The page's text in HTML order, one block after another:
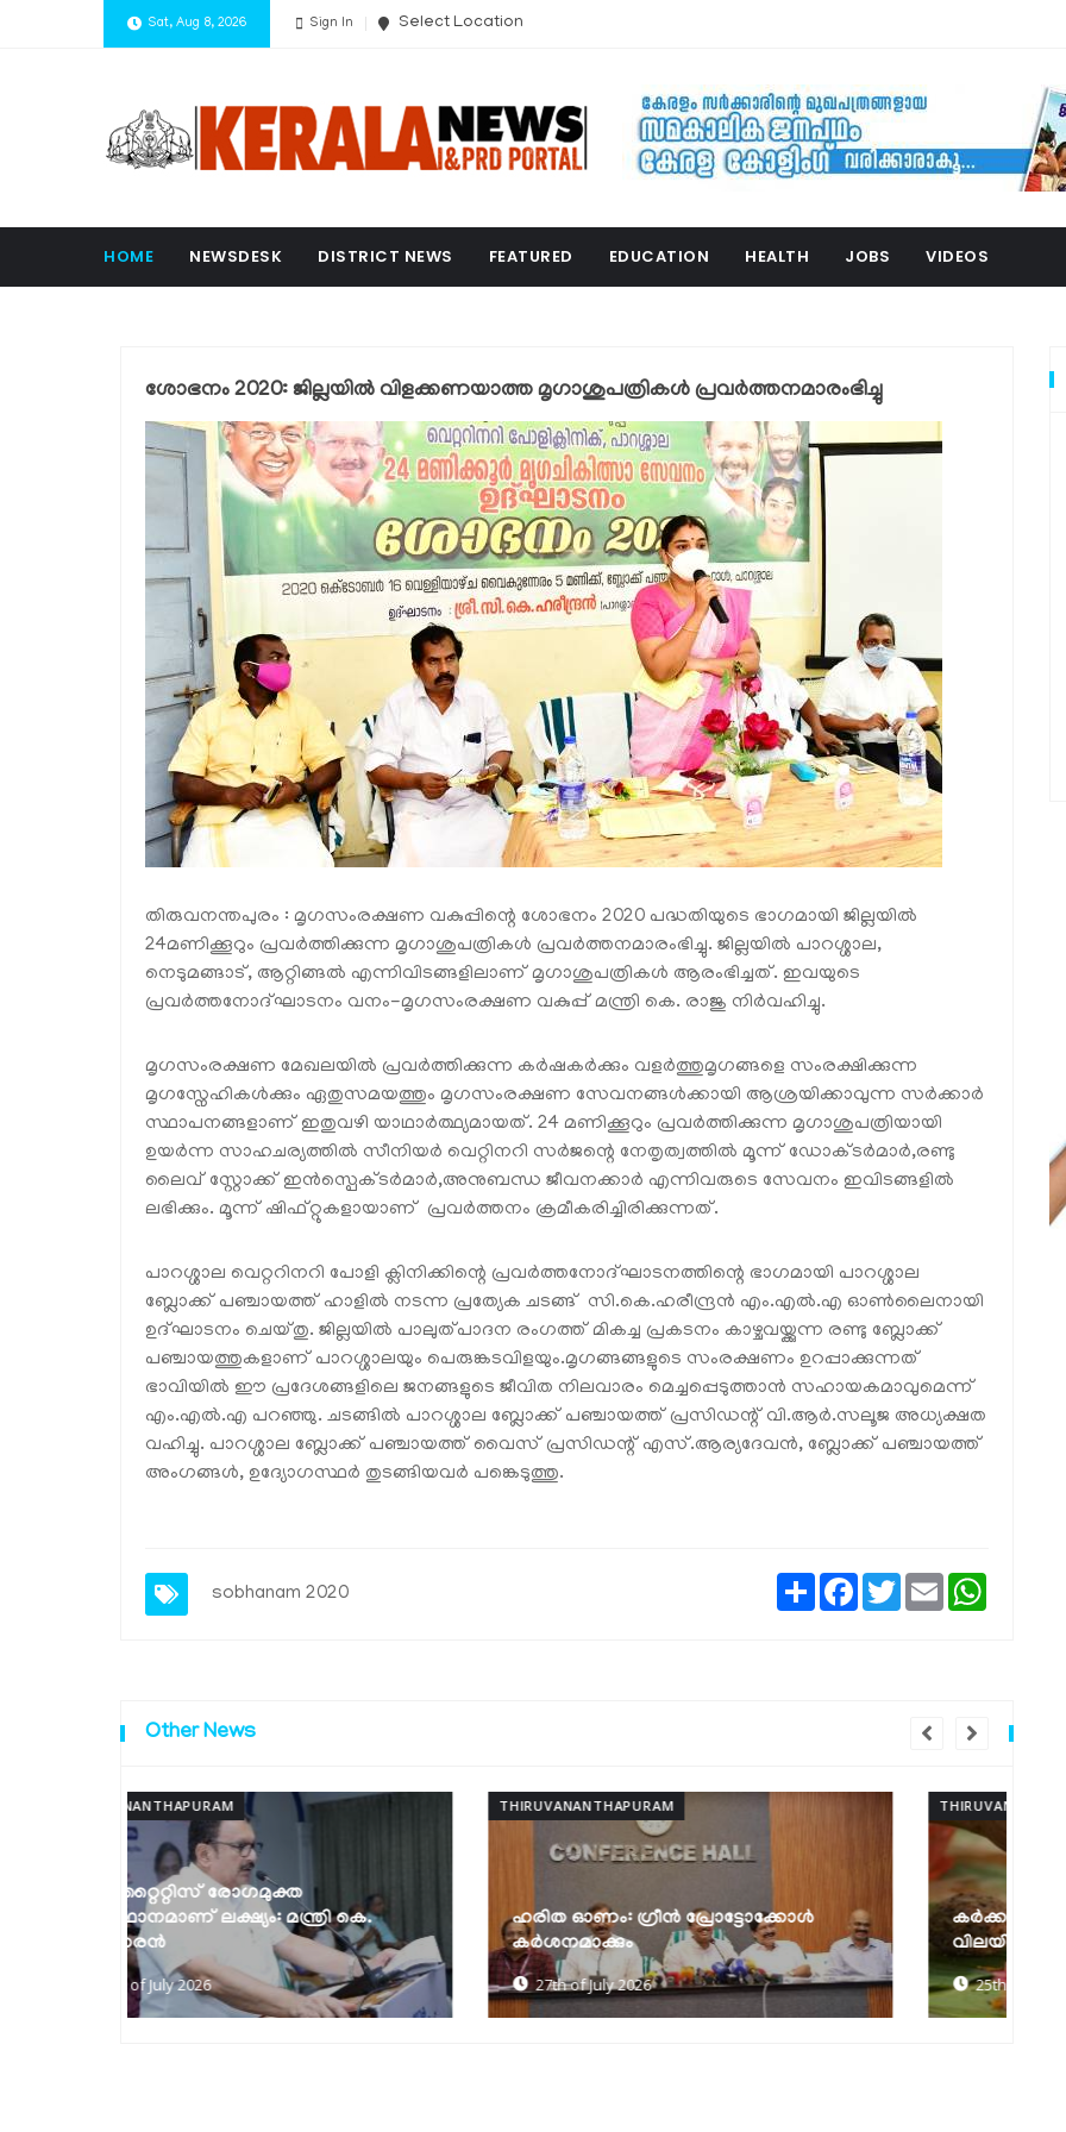
Sat, Aug 8, 2026 Sign In Select Location
HOME NEWSDESK DISTRICT NEWS FEATURED EDUCATION HEALTH JOBS VIDEOS
ശോഭനം 2020: ജില്ലയില്‍ വിളക്കണയാത്ത മൃഗാശുപത്രികള്‍ പ്രവര്‍ത്തനമാരംഭിച്ചു
തിരുവനന്തപുരം : മൃഗസംരക്ഷണ വകുപ്പിന്റെ ശോഭനം 2020 പദ്ധതിയുടെ ഭാഗമായി ജില്ലയില്‍
24മണിക്കൂറും പ്രവര്‍ത്തിക്കുന്ന മൃഗാശുപത്രികള്‍ പ്രവര്‍ത്തനമാരംഭിച്ചു. ജില്ലയില്‍ പാറശ്ശാല,
നെടുമങ്ങാട്, ആറ്റിങ്ങല്‍ എന്നിവിടങ്ങളിലാണ് മൃഗാശുപത്രികള്‍ ആരംഭിച്ചത്. ഇവയുടെ
പ്രവര്‍ത്തനോദ്ഘാടനം വനം-മൃഗസംരക്ഷണ വകുപ്പ് മന്ത്രി കെ. രാജു നിര്‍വഹിച്ചു.
മൃഗസംരക്ഷണ മേഖലയില്‍ പ്രവര്‍ത്തിക്കുന്ന കര്‍ഷകര്‍ക്കും വളര്‍ത്തുമൃഗങ്ങളെ സംരക്ഷിക്കുന്ന
മൃഗസ്നേഹികള്‍ക്കും ഏതുസമയത്തും മൃഗസംരക്ഷണ സേവനങ്ങള്‍ക്കായി ആശ്രയിക്കാവുന്ന സര്‍ക്കാര്‍
സ്ഥാപനങ്ങളാണ് ഇതുവഴി യാഥാര്‍ത്ഥ്യമായത്. 24 മണിക്കൂറും പ്രവര്‍ത്തിക്കുന്ന മൃഗാശുപത്രിയായി
ഉയര്‍ന്ന സാഹചര്യത്തില്‍ സീനിയര്‍ വെറ്റിനറി സര്‍ജന്റെ നേതൃത്വത്തില്‍ മൂന്ന് ഡോക്ടര്‍മാര്‍,രണ്ടു
ലൈവ് സ്റ്റോക്ക് ഇന്‍സ്പെക്ടര്‍മാര്‍,അനുബന്ധ ജീവനക്കാര്‍ എന്നിവരുടെ സേവനം ഇവിടങ്ങളില്‍
ലഭിക്കും. മൂന്ന് ഷിഫ്റ്റുകളായാണ് പ്രവര്‍ത്തനം ക്രമീകരിച്ചിരിക്കുന്നത്.
പാറശ്ശാല വെറ്ററിനറി പോളി ക്ലിനിക്കിന്റെ പ്രവര്‍ത്തനോദ്ഘാടനത്തിന്റെ ഭാഗമായി പാറശ്ശാല
ബ്ലോക്ക് പഞ്ചായത്ത് ഹാളില്‍ നടന്ന പ്രത്യേക ചടങ്ങ് സി.കെ.ഹരീന്ദ്രന്‍ എം.എല്‍.എ ഓണ്‍ലൈനായി
ഉദ്ഘാടനം ചെയ്തു. ജില്ലയില്‍ പാലുത്പാദന രംഗത്ത് മികച്ച പ്രകടനം കാഴ്ചവയ്ക്കുന്ന രണ്ടു ബ്ലോക്ക്
പഞ്ചായത്തുകളാണ് പാറശ്ശാലയും പെരുങ്കടവിളയും.മൃഗങ്ങങ്ങളുടെ സംരക്ഷണം ഉറപ്പാക്കുന്നത്
ഭാവിയില്‍ ഈ പ്രദേശങ്ങളിലെ ജനങ്ങളുടെ ജീവിത നിലവാരം മെച്ചപ്പെടുത്താന്‍ സഹായകമാവുമെന്ന്
എം.എല്‍.എ പറഞ്ഞു. ചടങ്ങില്‍ പാറശ്ശാല ബ്ലോക്ക് പഞ്ചായത്ത് പ്രസിഡന്റ് വി.ആര്‍.സലൂജ അധ്യക്ഷത
വഹിച്ചു. പാറശ്ശാല ബ്ലോക്ക് പഞ്ചായത്ത് വൈസ് പ്രസിഡന്റ് എസ്.ആര്യദേവന്‍, ബ്ലോക്ക് പഞ്ചായത്ത്
അംഗങ്ങള്‍, ഉദ്യോഗസ്ഥര്‍ തുടങ്ങിയവര്‍ പങ്കെടുത്തു.
sobhanam 2020
ShareFacebook
TwitterEmail
Other News
THIRUVANANTHAPURAM
ഹരിത ഓണം: ഗ്രീൻ പ്രോട്ടോക്കോൾ
കർശനമാക്കും
27th of July 2026
THIRUVANANTHAPURAM
കർക്കടക വാവുബലി ഒരുക്കങ്ങൾ
വിലയിരുത്തി മന്ത്രി കെ. മുരളീധരൻ
25th of July 2026